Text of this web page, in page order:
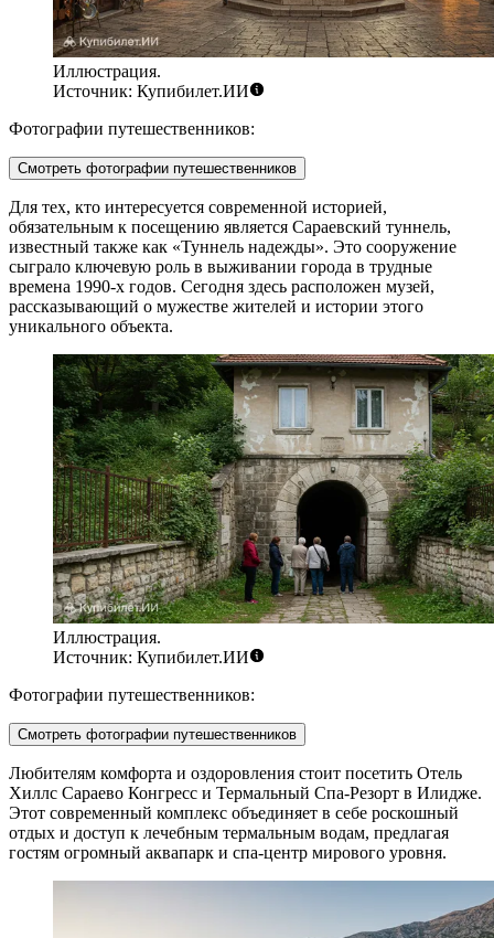
Иллюстрация.
Источник: Купибилет.ИИ
Фотографии путешественников:
Смотреть фотографии путешественников
Для тех, кто интересуется современной историей,
обязательным к посещению является Сараевский туннель,
известный также как «Туннель надежды». Это сооружение
сыграло ключевую роль в выживании города в трудные
времена 1990-х годов. Сегодня здесь расположен музей,
рассказывающий о мужестве жителей и истории этого
уникального объекта.
Иллюстрация.
Источник: Купибилет.ИИ
Фотографии путешественников:
Смотреть фотографии путешественников
Любителям комфорта и оздоровления стоит посетить Отель
Хиллс Сараево Конгресс и Термальный Спа-Резорт в Илидже.
Этот современный комплекс объединяет в себе роскошный
отдых и доступ к лечебным термальным водам, предлагая
гостям огромный аквапарк и спа-центр мирового уровня.